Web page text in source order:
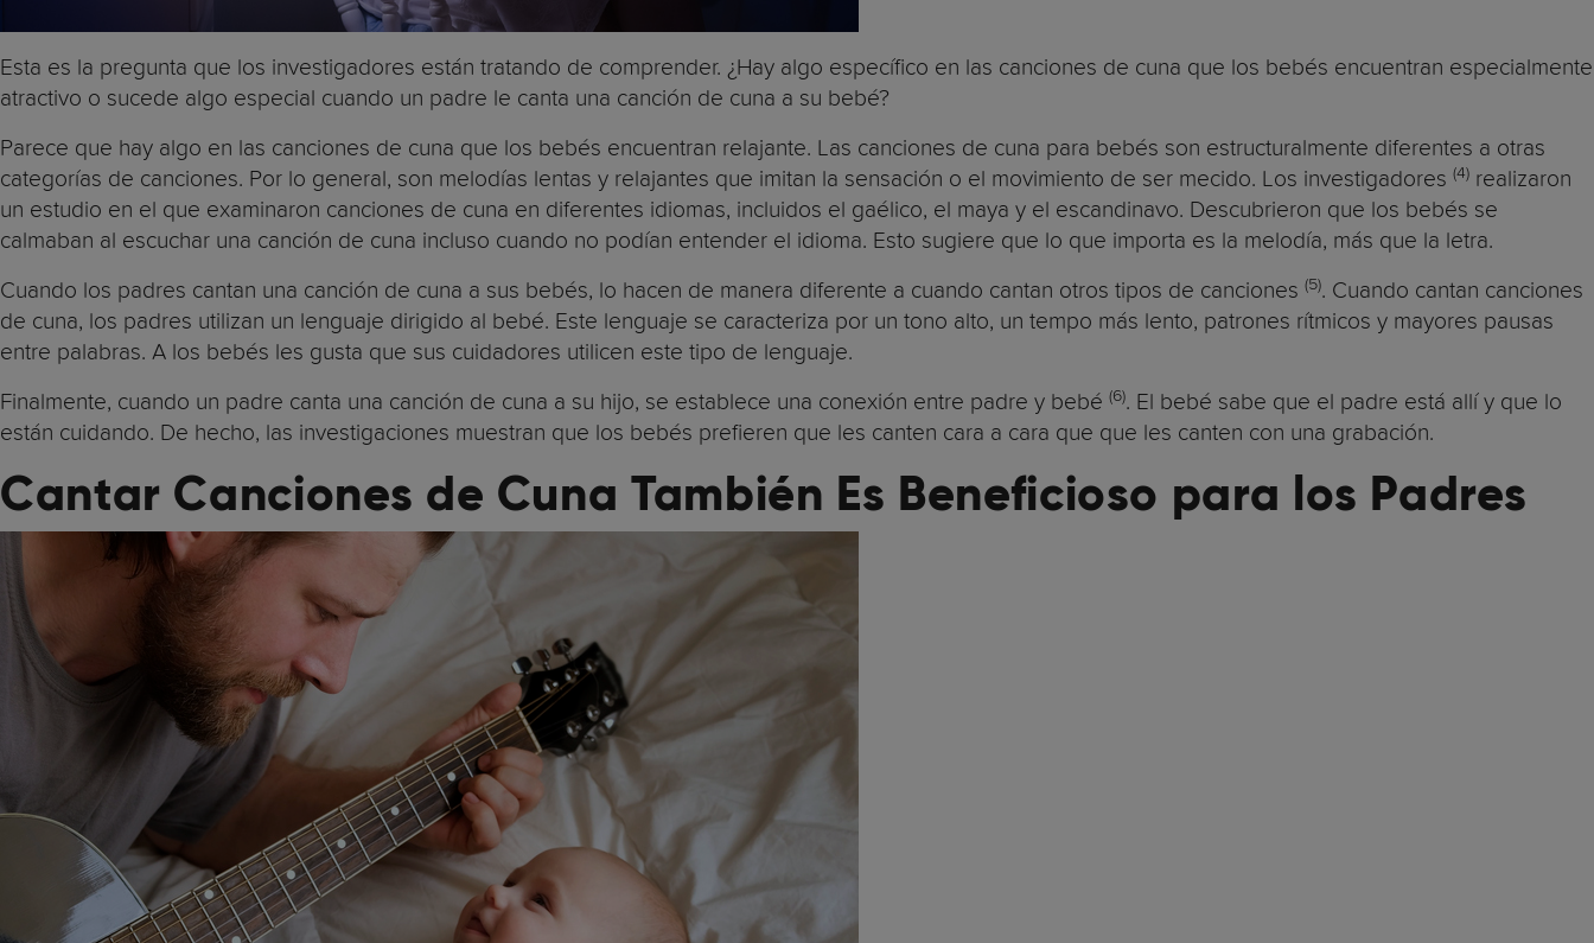
Esta es la pregunta que los investigadores están tratando de comprender. ¿Hay algo específico en las canciones de cuna que los bebés encuentran especialmente
atractivo o sucede algo especial cuando un padre le canta una canción de cuna a su bebé?
Parece que hay algo en las canciones de cuna que los bebés encuentran relajante. Las canciones de cuna para bebés son estructuralmente diferentes a otras
categorías de canciones. Por lo general, son melodías lentas y relajantes que imitan la sensación o el movimiento de ser mecido. Los investigadores (4) realizaron
un estudio en el que examinaron canciones de cuna en diferentes idiomas, incluidos el gaélico, el maya y el escandinavo. Descubrieron que los bebés se
calmaban al escuchar una canción de cuna incluso cuando no podían entender el idioma. Esto sugiere que lo que importa es la melodía, más que la letra.
Cuando los padres cantan una canción de cuna a sus bebés, lo hacen de manera diferente a cuando cantan otros tipos de canciones (5). Cuando cantan canciones
de cuna, los padres utilizan un lenguaje dirigido al bebé. Este lenguaje se caracteriza por un tono alto, un tempo más lento, patrones rítmicos y mayores pausas
entre palabras. A los bebés les gusta que sus cuidadores utilicen este tipo de lenguaje.
Finalmente, cuando un padre canta una canción de cuna a su hijo, se establece una conexión entre padre y bebé (6). El bebé sabe que el padre está allí y que lo
están cuidando. De hecho, las investigaciones muestran que los bebés prefieren que les canten cara a cara que que les canten con una grabación.
Cantar Canciones de Cuna También Es Beneficioso para los Padres